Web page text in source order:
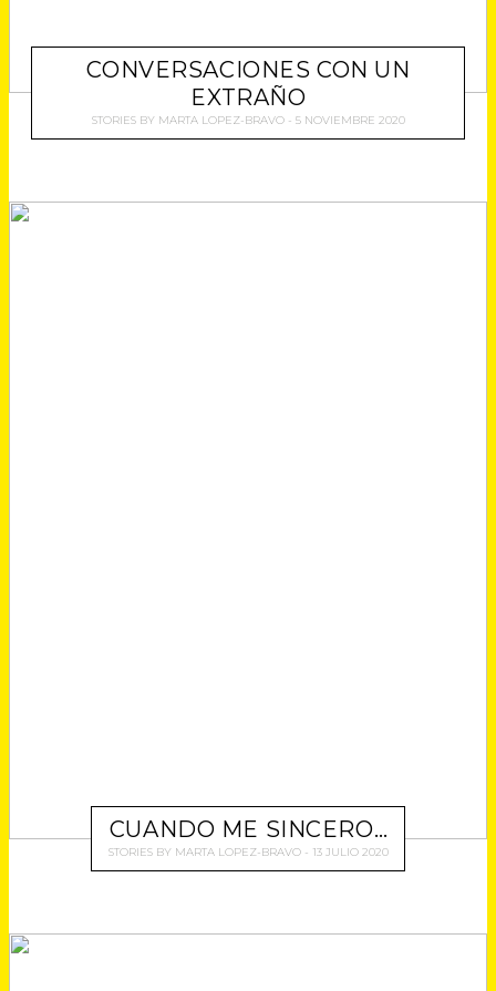
CONVERSACIONES CON UN
EXTRAÑO
STORIES BY MARTA LOPEZ-BRAVO 5 NOVIEMBRE 2020
CUANDO ME SINCERO…
STORIES BY MARTA LOPEZ-BRAVO 13 JULIO 2020